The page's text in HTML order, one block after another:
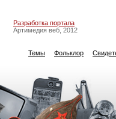
Разработка портала
Артимедия веб, 2012
Темы Фольклор